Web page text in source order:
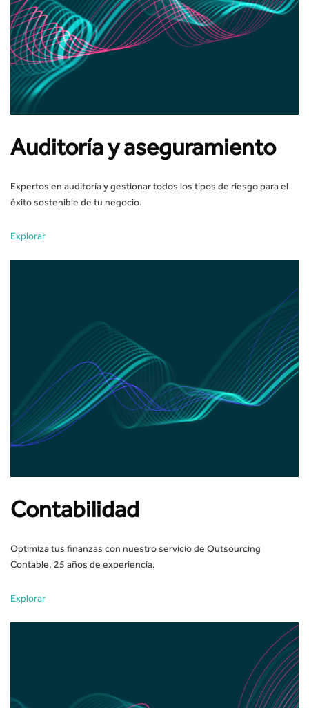
Auditoría y aseguramiento
Expertos en auditoría y gestionar todos los tipos de riesgo para el
éxito sostenible de tu negocio.
Explorar
Contabilidad
Optimiza tus finanzas con nuestro servicio de Outsourcing
Contable, 25 años de experiencia.
Explorar